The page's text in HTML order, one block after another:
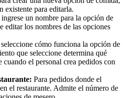
existente para editarla.
ingrese un nombre para la opción de
editar los nombres de las opciones
seleccione cómo funciona la opción de
que seleccione determina qué
cuando el personal crea pedidos con
Para pedidos donde el
el restaurante. Admite el número de